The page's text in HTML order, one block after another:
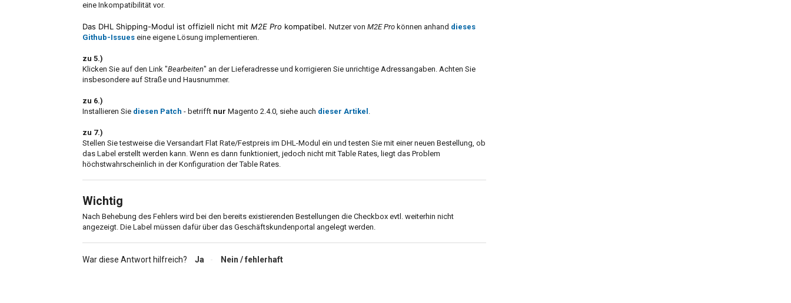
eine Inkompatibilität vor.
Das DHL Shipping-Modul ist offiziell nicht mit M2E Pro kompatibel. Nutzer von M2E Pro können anhand dieses
Github-Issues eine eigene Lösung implementieren.
zu 5.)
Klicken Sie auf den Link "Bearbeiten" an der Lieferadresse und korrigieren Sie unrichtige Adressangaben. Achten Sie
insbesondere auf Straße und Hausnummer.
zu 6.)
Installieren Sie diesen Patch - betrifft nur Magento 2.4.0, siehe auch dieser Artikel .
zu 7.)
Stellen Sie testweise die Versandart Flat Rate/Festpreis im DHL-Modul ein und testen Sie mit einer neuen Bestellung, ob
das Label erstellt werden kann. Wenn es dann funktioniert, jedoch nicht mit Table Rates, liegt das Problem
höchstwahrscheinlich in der Konfiguration der Table Rates.
Wichtig
Nach Behebung des Fehlers wird bei den bereits existierenden Bestellungen die Checkbox evtl. weiterhin nicht
angezeigt. Die Label müssen dafür über das Geschäftskundenportal angelegt werden.
War diese Antwort hilfreich? Ja Nein